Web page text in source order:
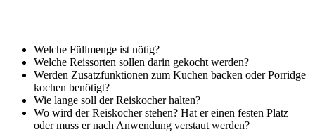
Welche Füllmenge ist nötig?
Welche Reissorten sollen darin gekocht werden?
Werden Zusatzfunktionen zum Kuchen backen oder Porridge
kochen benötigt?
Wie lange soll der Reiskocher halten?
Wo wird der Reiskocher stehen? Hat er einen festen Platz
oder muss er nach Anwendung verstaut werden?